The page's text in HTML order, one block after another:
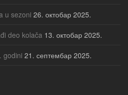
u sezoni 26. октобар 2025.
deo kolača 13. октобар 2025.
godini 21. септембар 2025.